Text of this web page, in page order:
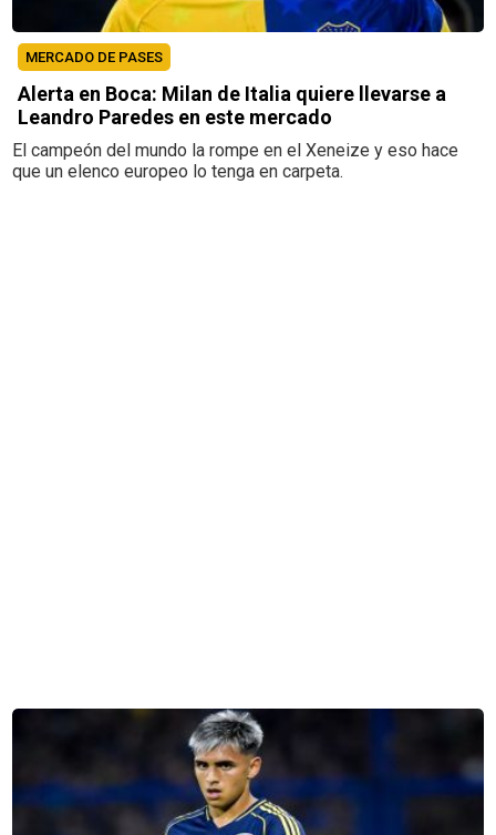
MERCADO DE PASES
Alerta en Boca: Milan de Italia quiere llevarse a
Leandro Paredes en este mercado
El campeón del mundo la rompe en el Xeneize y eso hace
que un elenco europeo lo tenga en carpeta.